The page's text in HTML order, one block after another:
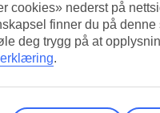
cookies» nederst på
finner du på denne
deg trygg på at
.